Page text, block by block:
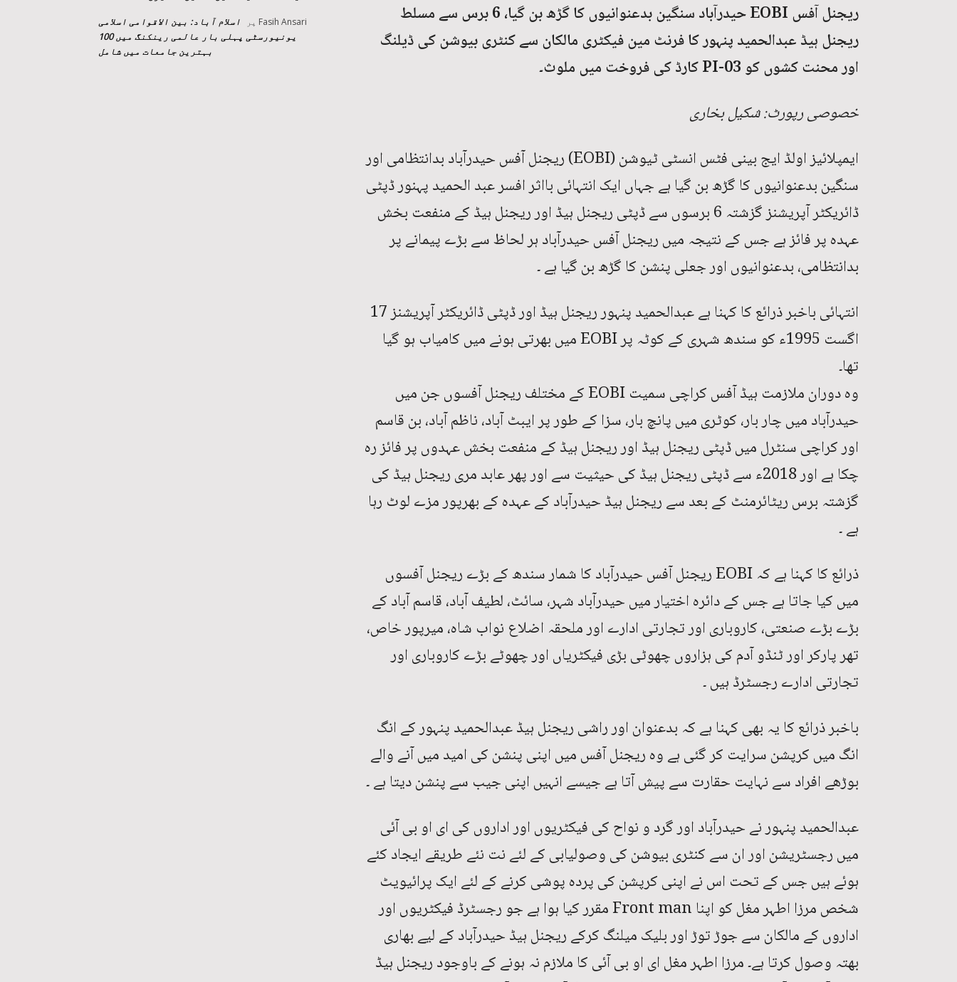
ریجنل آفس EOBI حیدرآباد سنگین بدعنوانیوں کا گڑھ بن گیا، 6 برس سے مسلط
ریجنل ہیڈ عبدالحمید پنہور کا فرنٹ مین فیکٹری مالکان سے کنٹری بیوشن کی ڈیلنگ
اور محنت کشوں کو PI-03 کارڈ کی فروخت میں ملوث۔
خصوصی رپورٹ: شکیل بخاری
ایمپلائیز اولڈ ایج بینی فٹس انسٹی ٹیوشن (EOBI) ریجنل آفس حیدرآباد بدانتظامی اور
سنگین بدعنوانیوں کا گڑھ بن گیا ہے جہاں ایک انتہائی بااثر افسر عبد الحمید پہنور ڈپٹی
ڈائریکٹر آپریشنز گزشتہ 6 برسوں سے ڈپٹی ریجنل ہیڈ اور ریجنل ہیڈ کے منفعت بخش
عہدہ پر فائز ہے جس کے نتیجہ میں ریجنل آفس حیدرآباد ہر لحاظ سے بڑے پیمانے پر
بدانتظامی، بدعنوانیوں اور جعلی پنشن کا گڑھ بن گیا ہے ۔
انتہائی باخبر ذرائع کا کہنا ہے عبدالحمید پنہور ریجنل ہیڈ اور ڈپٹی ڈائریکٹر آپریشنز 17
اگست 1995ء کو سندھ شہری کے کوٹہ پر EOBI میں بھرتی ہونے میں کامیاب ہو گیا
تھا۔
وہ دوران ملازمت ہیڈ آفس کراچی سمیت EOBI کے مختلف ریجنل آفسوں جن میں
حیدرآباد میں چار بار، کوٹری میں پانچ بار، سزا کے طور پر ایبٹ آباد، ناظم آباد، بن قاسم
اور کراچی سنٹرل میں ڈپٹی ریجنل ہیڈ اور ریجنل ہیڈ کے منفعت بخش عہدوں پر فائز رہ
چکا ہے اور 2018ء سے ڈپٹی ریجنل ہیڈ کی حیثیت سے اور پھر عابد مری ریجنل ہیڈ کی
گزشتہ برس ریٹائرمنٹ کے بعد سے ریجنل ہیڈ حیدرآباد کے عہدہ کے بھرپور مزے لوٹ رہا
ہے ۔
ذرائع کا کہنا ہے کہ EOBI ریجنل آفس حیدرآباد کا شمار سندھ کے بڑے ریجنل آفسوں
میں کیا جاتا ہے جس کے دائرہ اختیار میں حیدرآباد شہر، سائٹ، لطیف آباد، قاسم آباد کے
بڑے بڑے صنعتی، کاروباری اور تجارتی ادارے اور ملحقہ اضلاع نواب شاہ، میرپور خاص،
تھر پارکر اور ٹنڈو آدم کی ہزاروں چھوٹی بڑی فیکٹریاں اور چھوٹے بڑے کاروباری اور
تجارتی ادارے رجسٹرڈ ہیں ۔
باخبر ذرائع کا یہ بھی کہنا ہے کہ بدعنوان اور راشی ریجنل ہیڈ عبدالحمید پنہور کے انگ
انگ میں کرپشن سرایت کر گئی ہے وہ ریجنل آفس میں اپنی پنشن کی امید میں آنے والے
بوڑھے افراد سے نہایت حقارت سے پیش آتا ہے جیسے انہیں اپنی جیب سے پنشن دیتا ہے ۔
عبدالحمید پنہور نے حیدرآباد اور گرد و نواح کی فیکٹریوں اور اداروں کی ای او بی آئی
میں رجسٹریشن اور ان سے کنٹری بیوشن کی وصولیابی کے لئے نت نئے طریقے ایجاد کئے
ہوئے ہیں جس کے تحت اس نے اپنی کرپشن کی پردہ پوشی کرنے کے لئے ایک پرائیویٹ
شخص مرزا اطہر مغل کو اپنا Front man مقرر کیا ہوا ہے جو رجسٹرڈ فیکٹریوں اور
اداروں کے مالکان سے جوڑ توڑ اور بلیک میلنگ کرکے ریجنل ہیڈ حیدرآباد کے لیے بھاری
بھتہ وصول کرتا ہے۔ مرزا اطہر مغل ای او بی آئی کا ملازم نہ ہونے کے باوجود ریجنل ہیڈ
Fasih Ansari پر
اسلام آباد: بین الاقوامی اسلامی
یونیورسٹی پہلی بار عالمی رینکنگ میں 100
بہترین جامعات میں شامل